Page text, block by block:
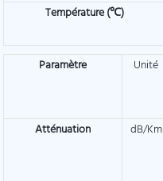
Température (℃)
Paramètre
Unité
Atténuation
dB/Km